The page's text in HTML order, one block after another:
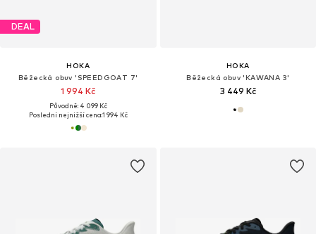
DEAL
HOKA
Běžecká obuv 'SPEEDGOAT 7'
1 994 Kč
Původně: 4 099 Kč
Poslední nejnižší cena:1 994 Kč
HOKA
Běžecká obuv 'KAWANA 3'
3 449 Kč